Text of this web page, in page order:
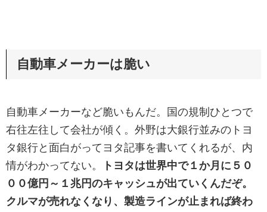
自動車メーカーは脆い
自動車メーカーなど脆いもんだ。国の規制ひとつで
右往左往して会社が傾く。外野は大銀行並みのトヨ
タ銀行と面白がってヨタ記事を書いてくれるが、内
情がわかってない。
トヨタは世界中で１か月に５０
００億円～１兆円のキャッシュが出ていくんだぞ。
クルマが売れなくなり、製造ラインが止まれば終わ